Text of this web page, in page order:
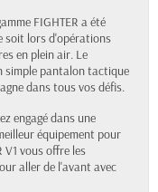
FIGHTER a été
soit lors d'opérations
en plein air. Le
simple pantalon tactique
dans tous vos défis.
engagé dans une
équipement pour
V1 vous offre les
aller de l'avant avec